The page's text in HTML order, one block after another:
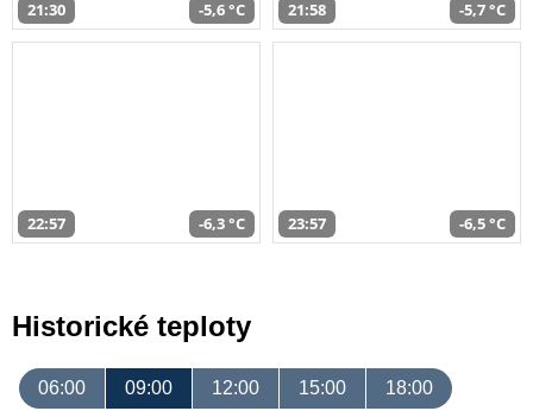
21:30 -5,6 °C 21:58 -5,7 °C
22:57 -6,3 °C 23:57 -6,5 °C
Historické teploty
06:00 09:00 12:00 15:00 18:00